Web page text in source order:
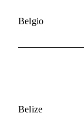
Belgio
Belize